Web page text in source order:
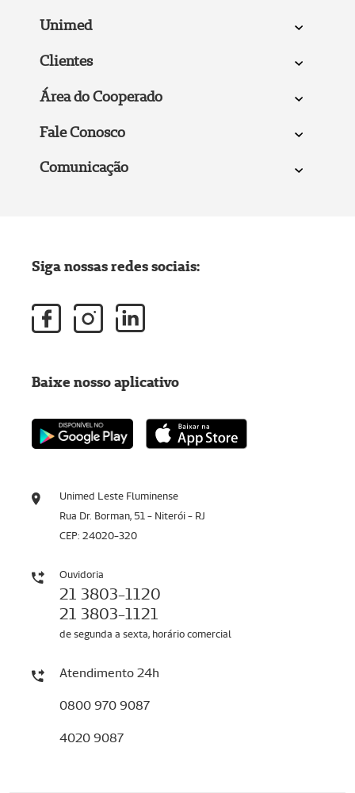
Unimed
Clientes
Área do Cooperado
Fale Conosco
Comunicação
Unimed Leste Fluminense
Rua Dr. Borman, 51 - Niterói - RJ
CEP: 24020-320
Ouvidoria
21 3803-1120
21 3803-1121
de segunda a sexta, horário comercial
Atendimento 24h
0800 970 9087
4020 9087
Siga nossas redes sociais:
Baixe nosso aplicativo